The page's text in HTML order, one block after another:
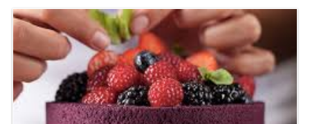
MACHINES À GLAÇONS
MACHINE À GRANITÉ
PRÉSENTOIR DE VENTE
VITRINE SÉRIE UOC
snack
:
5
conseils
pour
réussir
! »